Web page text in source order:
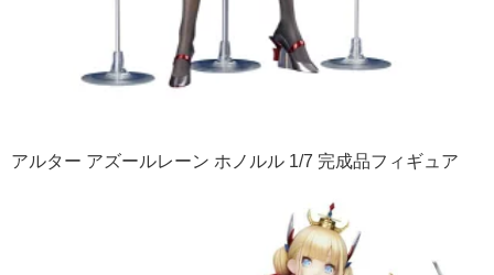
アルター アズールレーン ホノルル 1/7 完成品フィギュア